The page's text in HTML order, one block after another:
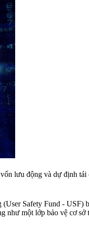
lưu động và dự định tái
Safety Fund - USF)
như một lớp bảo vệ cơ sở